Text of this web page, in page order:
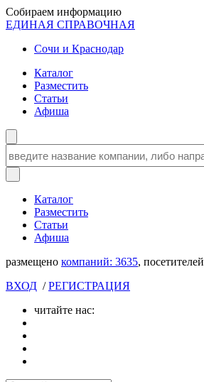
Собираем информацию
ЕДИНАЯ СПРАВОЧНАЯ
Сочи и Краснодар
Каталог
Разместить
Статьи
Афиша
Каталог
Разместить
Статьи
Афиша
размещено компаний: 3635, посетителей
ВХОД /РЕГИСТРАЦИЯ
читайте нас: